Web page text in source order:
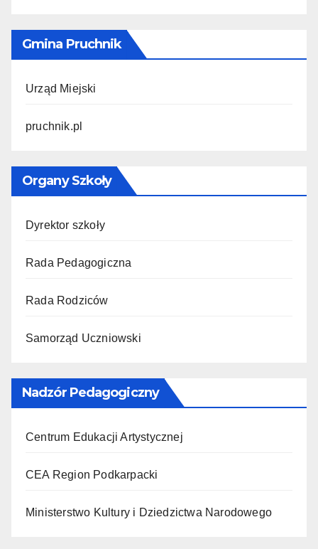
Gmina Pruchnik
Urząd Miejski
pruchnik.pl
Organy Szkoły
Dyrektor szkoły
Rada Pedagogiczna
Rada Rodziców
Samorząd Uczniowski
Nadzór Pedagogiczny
Centrum Edukacji Artystycznej
CEA Region Podkarpacki
Ministerstwo Kultury i Dziedzictwa Narodowego